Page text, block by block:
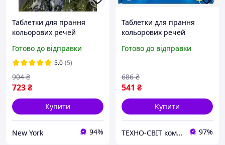
Таблетки для прання
кольорових речей
Готово до відправки
5.0 (5)
723₴
904 ₴
Купити
New York 94%
Таблетки для прання
кольорових речей
4066447236248 30 шт
Готово до відправки
541 ₴
686 ₴
Купити
ТЕХНО-СВІТ компьютерна техніка, мобільні аксесуари, електронна техніка та багато іншого. 97%